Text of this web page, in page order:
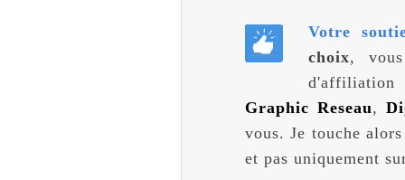
Votre
choix,
Graphic Reseau,
vous. Je touche
et pas uniquement